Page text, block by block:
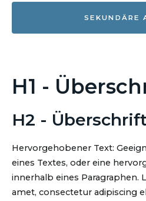
SEKUNDÄRE
H1 -
H2 -
Hervorgehobener Text:
eines Textes, oder eine
innerhalb eines Paragraphen.
amet, consectetur adipiscing